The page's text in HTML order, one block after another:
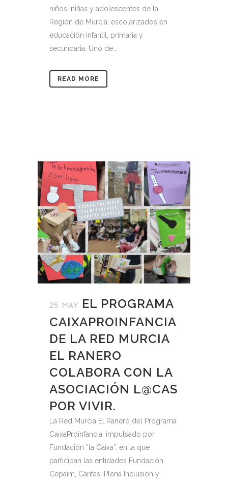
niños, niñas y adolescentes de la
Región de Murcia, escolarizados en
educación infantil, primaria y
secundaria. Uno de...
READ MORE
25 MAY EL PROGRAMA
CAIXAPROINFANCIA
DE LA RED MURCIA
EL RANERO
COLABORA CON LA
ASOCIACIÓN L@CAS
POR VIVIR.
La Red Murcia El Ranero del Programa
CaixaProinfancia, impulsado por
Fundación ”la Caixa”, en la que
participan las entidades Fundación
Cepaim, Cáritas, Plena Inclusión y